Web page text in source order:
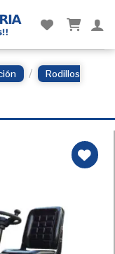
/
Rodillos
deseos